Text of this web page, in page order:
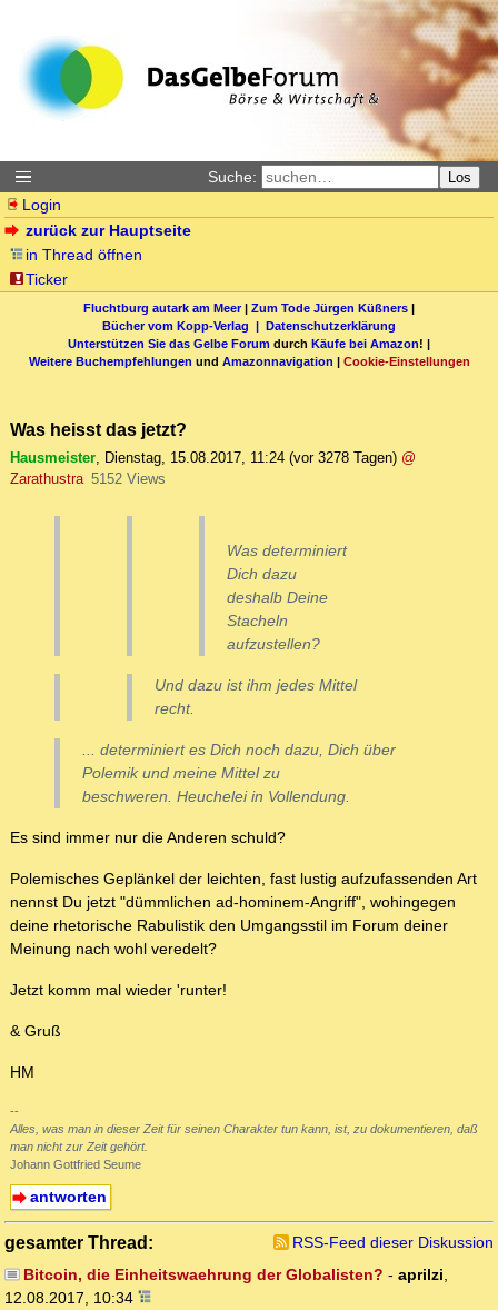
Suche: Los
Login
zurück zur Hauptseite
in Thread öffnen
Ticker
Fluchtburg autark am Meer| Zum Tode Jürgen Küßners |
Bücher vom Kopp-Verlag | Datenschutzerklärung
Unterstützen Sie das Gelbe Forum durch Käufe bei Amazon! |
Weitere Buchempfehlungen und Amazonnavigation | Cookie-Einstellungen
Was heisst das jetzt?
Hausmeister, Dienstag, 15.08.2017, 11:24 (vor 3278 Tagen) @
Zarathustra 5152 Views
Was determiniert
Dich dazu
deshalb Deine
Stacheln
aufzustellen?
Und dazu ist ihm jedes Mittel
recht.
... determiniert es Dich noch dazu, Dich über
Polemik und meine Mittel zu
beschweren. Heuchelei in Vollendung.
Es sind immer nur die Anderen schuld?
Polemisches Geplänkel der leichten, fast lustig aufzufassenden Art
nennst Du jetzt "dümmlichen ad-hominem-Angriff", wohingegen
deine rhetorische Rabulistik den Umgangsstil im Forum deiner
Meinung nach wohl veredelt?
Jetzt komm mal wieder 'runter!
& Gruß
HM
--
Alles, was man in dieser Zeit für seinen Charakter tun kann, ist, zu dokumentieren, daß
man nicht zur Zeit gehört.
Johann Gottfried Seume
antworten
gesamter Thread:
RSS-Feed dieser Diskussion
Bitcoin, die Einheitswaehrung der Globalisten? - aprilzi,
12.08.2017, 10:34